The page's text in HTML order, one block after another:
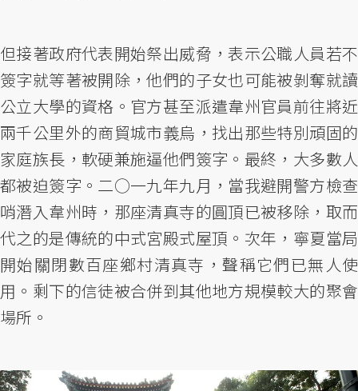
但接著政府代表開始祭出威脅，表示公職人員若不
簽字就等著被開除，他們的子女也可能被剝奪就讀
公立大學的資格。官方甚至派遣韋州官員前往將近
兩千公里外的商貿城市義烏，找出那些特別頑固的
家庭族長，軟硬兼施逼他們簽字。最終，大多數人
都被迫簽字。二○一九年九月，當我避開警方檢查
哨潛入韋州時，那座清真寺的圓頂已被移除，取而
代之的是傳統的中式宮殿式屋頂。次年，寧夏當局
開始關閉數百座鄉村清真寺，聲稱它們已無人使
用。剩下的信徒被合併到其他地方規模較大的聚會
場所。